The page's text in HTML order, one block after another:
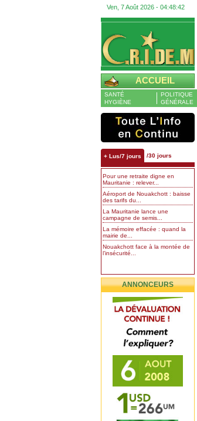
Ven, 7 Août 2026 - 04:48:43
ACCUEIL
SANTÉ
HYGIÈNE
POLITIQUE
GÉNÉRALE
+ Lus/7 jours /30 jours
Pour une retraite digne en
Mauritanie : relever...
Aéroport de Nouakchott : baisse
des tarifs du...
La Mauritanie lance une
campagne de semis...
La mémoire effacée : quand la
mairie de...
Nouakchott face à la montée de
l’insécurité...
ANNONCEURS